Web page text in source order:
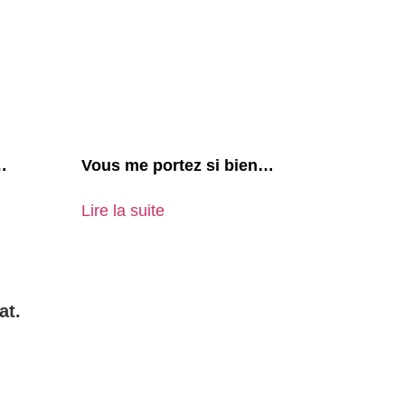
Vous me portez si bien…
Lire la suite